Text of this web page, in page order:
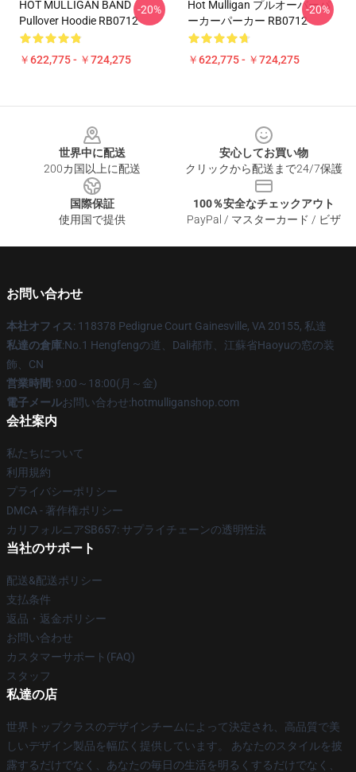
HOT MULLIGAN BAND
Pullover Hoodie RB0712
￥622,775 - ￥724,275
-20%
Hot Mulligan プルオーバーパ
ーカーパーカー RB0712
￥622,775 - ￥724,275
-20%
世界中に配送
200カ国以上に配送
安心してお買い物
クリックから配送まで24/7保護
国際保証
使用国で提供
100％安全なチェックアウト
PayPal / マスターカード / ビザ
お問い合わせ
本社オフィス: 118378 Pedigrue Court Gainesville, VA 20155, 私達
私達の倉庫:No.1 Hengfengの道、Dali都市、江蘇省Haoyuの窓の装
飾、CN
営業時間: 9:00～18:00(月～金)
電子メールお問い合わせ:hotmulliganshop.com
会社案内
私たちについて
利用規約
プライバシーポリシー
DMCA - 著作権ポリシー
カリフォルニアSB657: サプライチェーンの透明性法
当社のサポート
配送&配送ポリシー
支払条件
返品・返金ポリシー
お問い合わせ
カスタマーサポート(FAQ)
スタッフ
私達の店
世界トップクラスのデザインチームによって決定され、高品質で美
しいデザイン製品を幅広く提供しています。 あなたのスタイルを披
露するだけでなく、あなたの毎日の生活を明るくするだけでなく、